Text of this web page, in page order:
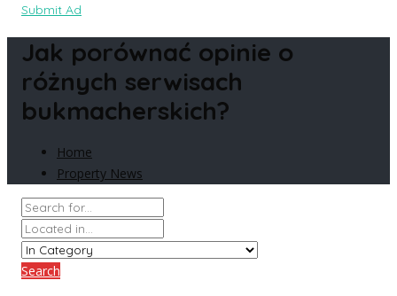
Submit Ad
Jak porównać opinie o
różnych serwisach
bukmacherskich?
Home
Property News
Search